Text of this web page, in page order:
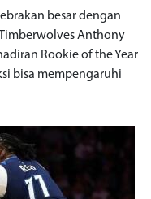
besar dengan
Anthony
Rookie of the Year
bisa mempengaruhi